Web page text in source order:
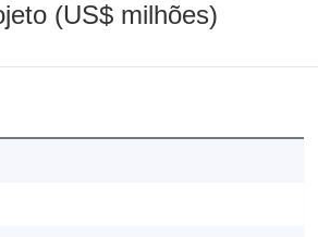
(US$ milhões)